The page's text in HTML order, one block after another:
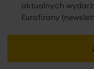
aktualnych
Eurofirany